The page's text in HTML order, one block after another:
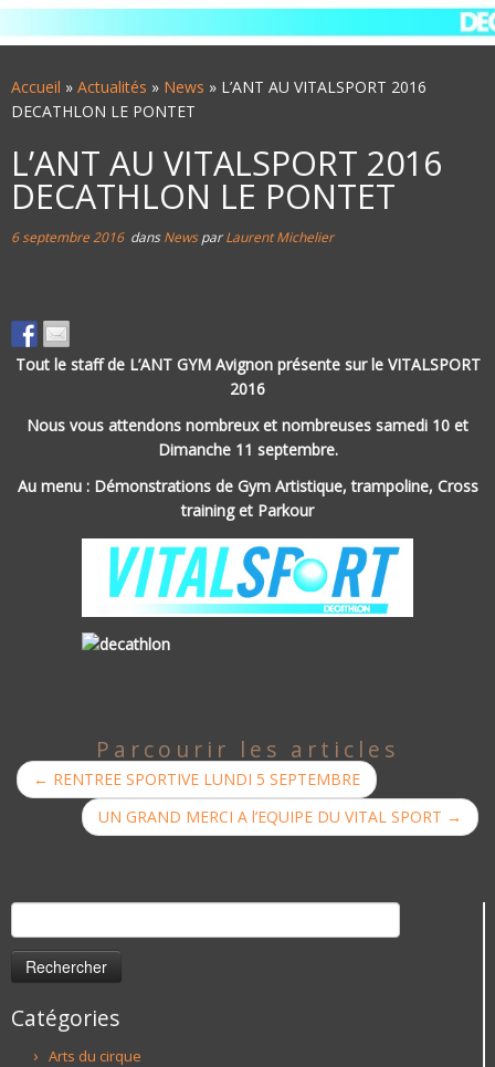
Accueil » Actualités » News » L’ANT AU VITALSPORT 2016
DECATHLON LE PONTET
L’ANT AU VITALSPORT 2016
DECATHLON LE PONTET
6 septembre 2016dansNewsparLaurent Michelier
Tout le staff de L’ANT GYM Avignon présente sur le VITALSPORT
2016
Nous vous attendons nombreux et nombreuses samedi 10 et
Dimanche 11 septembre.
Au menu : Démonstrations de Gym Artistique, trampoline, Cross
training et Parkour
Parcourir les articles
← RENTREE SPORTIVE LUNDI 5 SEPTEMBRE
UN GRAND MERCI A l’EQUIPE DU VITAL SPORT →
Rechercher :
Catégories
Arts du cirque